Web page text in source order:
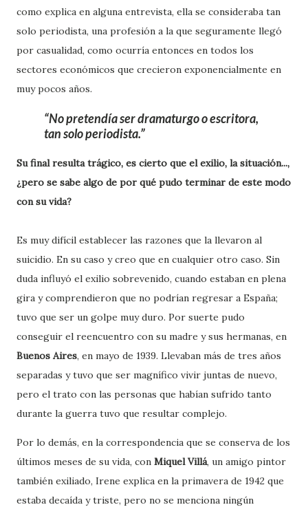
como explica en alguna entrevista, ella se consideraba tan
solo periodista, una profesión a la que seguramente llegó
por casualidad, como ocurría entonces en todos los
sectores económicos que crecieron exponencialmente en
muy pocos años.
No pretendía ser dramaturgo o escritora,
tan solo periodista.
Su final resulta trágico, es cierto que el exilio, la situación...,
¿pero se sabe algo de por qué pudo terminar de este modo
con su vida?
Es muy difícil establecer las razones que la llevaron al
suicidio. En su caso y creo que en cualquier otro caso. Sin
duda influyó el exilio sobrevenido, cuando estaban en plena
gira y comprendieron que no podrían regresar a España;
tuvo que ser un golpe muy duro. Por suerte pudo
conseguir el reencuentro con su madre y sus hermanas, en
Buenos Aires, en mayo de 1939. Llevaban más de tres años
separadas y tuvo que ser magnífico vivir juntas de nuevo,
pero el trato con las personas que habían sufrido tanto
durante la guerra tuvo que resultar complejo.
Por lo demás, en la correspondencia que se conserva de los
últimos meses de su vida, con Miquel Villá, un amigo pintor
también exiliado, Irene explica en la primavera de 1942 que
estaba decaída y triste, pero no se menciona ningún